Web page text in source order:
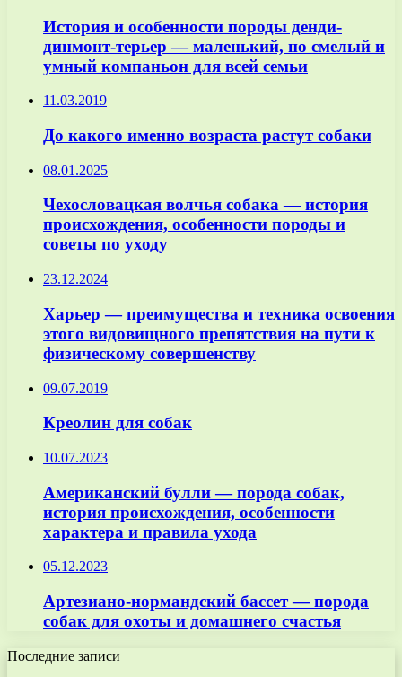
История и особенности породы денди-
динмонт-терьер — маленький, но смелый и
умный компаньон для всей семьи
11.03.2019
До какого именно возраста растут собаки
08.01.2025
Чехословацкая волчья собака — история
происхождения, особенности породы и
советы по уходу
23.12.2024
Харьер — преимущества и техника освоения
этого видовищного препятствия на пути к
физическому совершенству
09.07.2019
Креолин для собак
10.07.2023
Американский булли — порода собак,
история происхождения, особенности
характера и правила ухода
05.12.2023
Артезиано-нормандский бассет — порода
собак для охоты и домашнего счастья
Последние записи